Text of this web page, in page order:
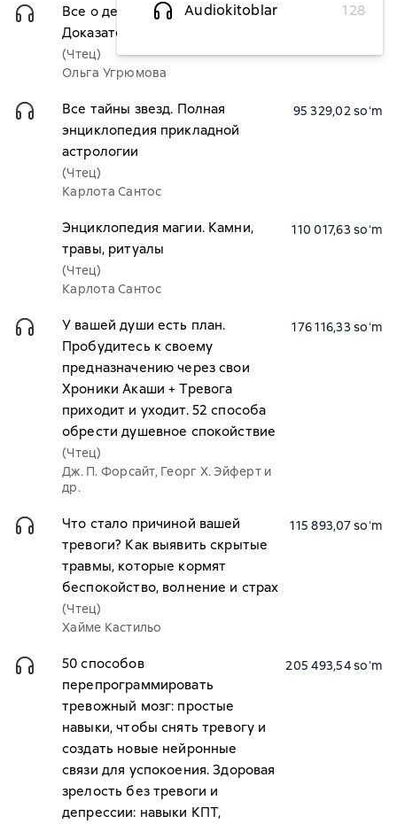
Audiokitoblar
128
Все о детском питании.
Доказательная диетология
(Чтец)
Ольга Угрюмова
55 669,80 soʻm
Все тайны звезд. Полная
энциклопедия прикладной
астрологии
(Чтец)
Карлота Сантос
95 329,02 soʻm
Энциклопедия магии. Камни,
травы, ритуалы
(Чтец)
Карлота Сантос
110 017,63 soʻm
У вашей души есть план.
Пробудитесь к своему
предназначению через свои
Хроники Акаши + Тревога
приходит и уходит. 52 способа
обрести душевное спокойствие
(Чтец)
Дж. П. Форсайт, Георг Х. Эйферт и
др.
176 116,33 soʻm
Что стало причиной вашей
тревоги? Как выявить скрытые
травмы, которые кормят
беспокойство, волнение и страх
(Чтец)
Хайме Кастильо
115 893,07 soʻm
50 способов
перепрограммировать
тревожный мозг: простые
навыки, чтобы снять тревогу и
создать новые нейронные
связи для успокоения. Здоровая
зрелость без тревоги и
депрессии: навыки КПТ,
205 493,54 soʻm